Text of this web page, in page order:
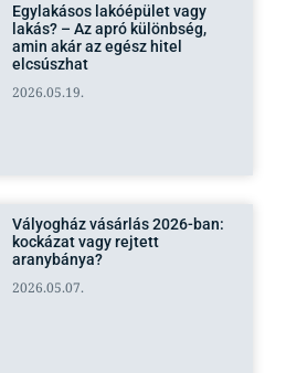
Egylakásos lakóépület vagy
lakás? – Az apró különbség,
amin akár az egész hitel
elcsúszhat
2026.05.19.
Vályogház vásárlás 2026-ban:
kockázat vagy rejtett
aranybánya?
2026.05.07.